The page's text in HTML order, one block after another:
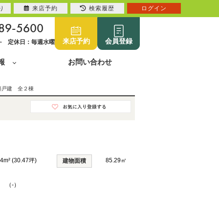
5600
定休日：毎週水曜 来店予約 会員登録
お問い合わせ
戸建 全２棟
(30.47坪) 建物面積 85.29㎡
（-）
来店予約 検索履歴 ログイン